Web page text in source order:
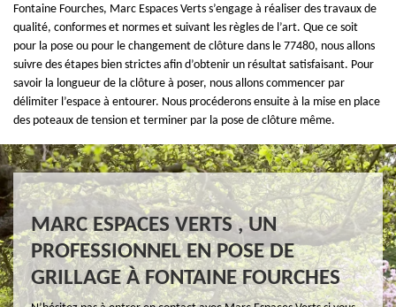
Fontaine Fourches, Marc Espaces Verts s’engage à réaliser des travaux de
qualité, conformes et normes et suivant les règles de l’art. Que ce soit
pour la pose ou pour le changement de clôture dans le 77480, nous allons
suivre des étapes bien strictes afin d’obtenir un résultat satisfaisant. Pour
savoir la longueur de la clôture à poser, nous allons commencer par
délimiter l’espace à entourer. Nous procéderons ensuite à la mise en place
des poteaux de tension et terminer par la pose de clôture même.
MARC ESPACES VERTS , UN
PROFESSIONNEL EN POSE DE
GRILLAGE À FONTAINE FOURCHES